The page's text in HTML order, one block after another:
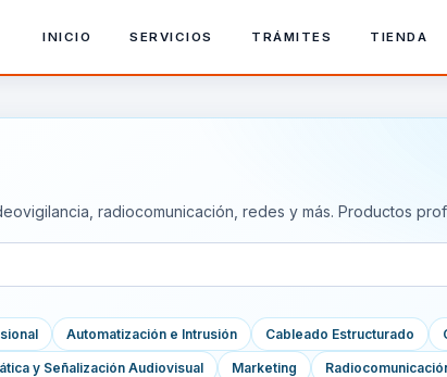
INICIO SERVICIOS TRÁMITES TIENDA
radiocomunicación, redes y más. Productos
Automatización e Intrusión Cableado Estructurado
y Señalización Audiovisual Marketing